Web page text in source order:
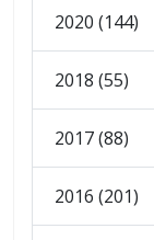
2020 (144)
2018 (55)
2017 (88)
2016 (201)